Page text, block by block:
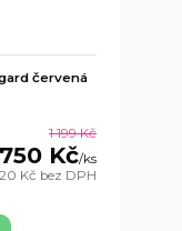
červená
1 199 Kč
750 Kč/ks
Kč bez DPH